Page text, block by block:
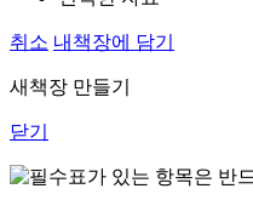
취소 내책장에 담기
새책장 만들기
닫기
표가 있는 항목은 반